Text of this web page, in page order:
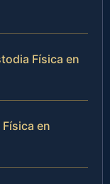
Física en
en